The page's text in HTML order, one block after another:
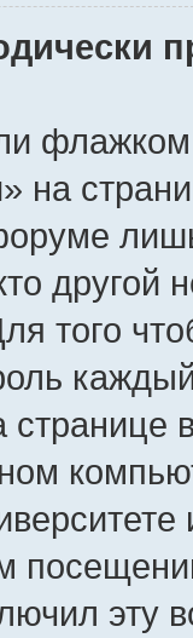
флажком
на
другой
того
эту